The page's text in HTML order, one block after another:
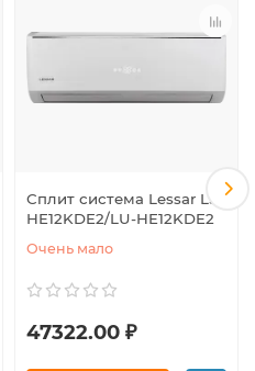
Сплит система Lessar LS-
HE12KDE2/LU-HE12KDE2
Очень мало
47322.00 ₽